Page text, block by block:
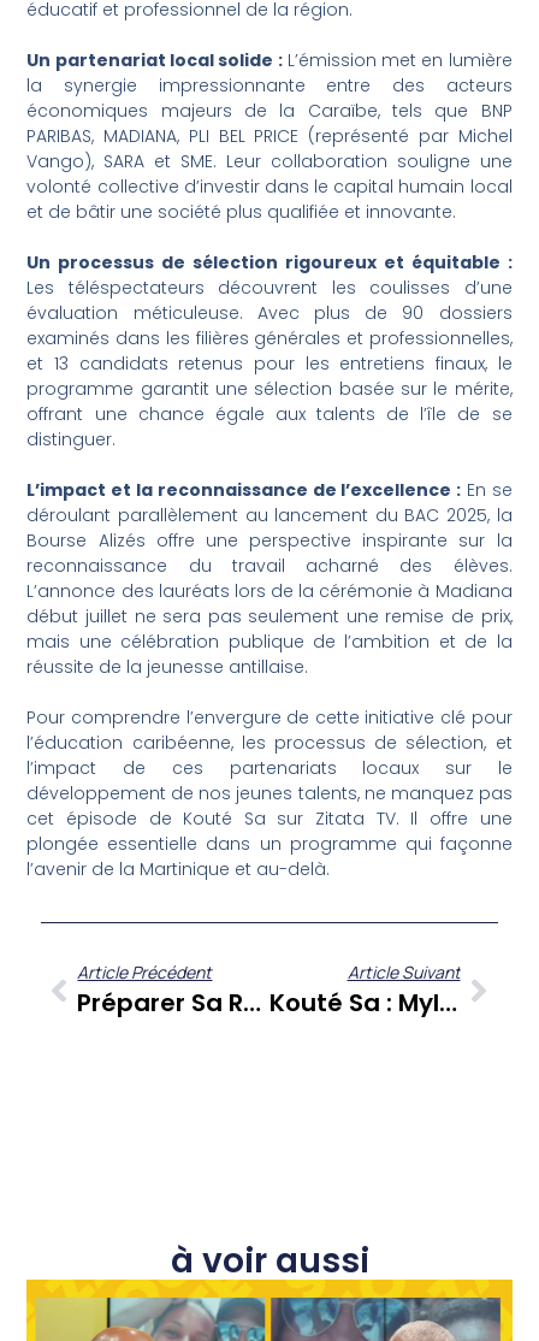
éducatif et professionnel de la région.
Un partenariat local solide :L’émission met en lumière
la synergie impressionnante entre des acteurs
économiques majeurs de la Caraïbe, tels que BNP
PARIBAS, MADIANA, PLI BEL PRICE (représenté par Michel
Vango), SARA et SME. Leur collaboration souligne une
volonté collective d’investir dans le capital humain local
et de bâtir une société plus qualifiée et innovante.
Un processus de sélection rigoureux et équitable :
Les téléspectateurs découvrent les coulisses d’une
évaluation méticuleuse. Avec plus de 90 dossiers
examinés dans les filières générales et professionnelles,
et 13 candidats retenus pour les entretiens finaux, le
programme garantit une sélection basée sur le mérite,
offrant une chance égale aux talents de l’île de se
distinguer.
L’impact et la reconnaissance de l’excellence : En se
déroulant parallèlement au lancement du BAC 2025, la
Bourse Alizés offre une perspective inspirante sur la
reconnaissance du travail acharné des élèves.
L’annonce des lauréats lors de la cérémonie à Madiana
début juillet ne sera pas seulement une remise de prix,
mais une célébration publique de l’ambition et de la
réussite de la jeunesse antillaise.
Pour comprendre l’envergure de cette initiative clé pour
l’éducation caribéenne, les processus de sélection, et
l’impact de ces partenariats locaux sur le
développement de nos jeunes talents, ne manquez pas
cet épisode de Kouté Sa sur Zitata TV. Il offre une
plongée essentielle dans un programme qui façonne
l’avenir de la Martinique et au-delà.
Article Précédent
Préparer Sa Retraite : Daniel Annonay De La Mutuelle UFR Éclaire Les Agents Territoriaux Avant Le Forum De Martinique
Article Suivant
Kouté Sa : Mylène Duclos Enchante Tropiques Atrium Avec Un Spectacle De Piano Chant
à voir aussi